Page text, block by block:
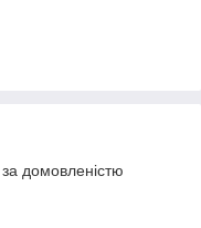
домовленістю